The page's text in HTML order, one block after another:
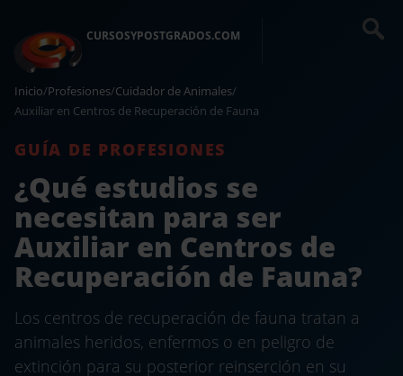
CURSOSYPOSTGRADOS.COM
Inicio/Profesiones/Cuidador de Animales/
Auxiliar en Centros de Recuperación de Fauna
GUÍA DE PROFESIONES
¿Qué estudios se
necesitan para ser
Auxiliar en Centros de
Recuperación de Fauna?
Los centros de recuperación de fauna tratan a
animales heridos, enfermos o en peligro de
extinción para su posterior reinserción en su